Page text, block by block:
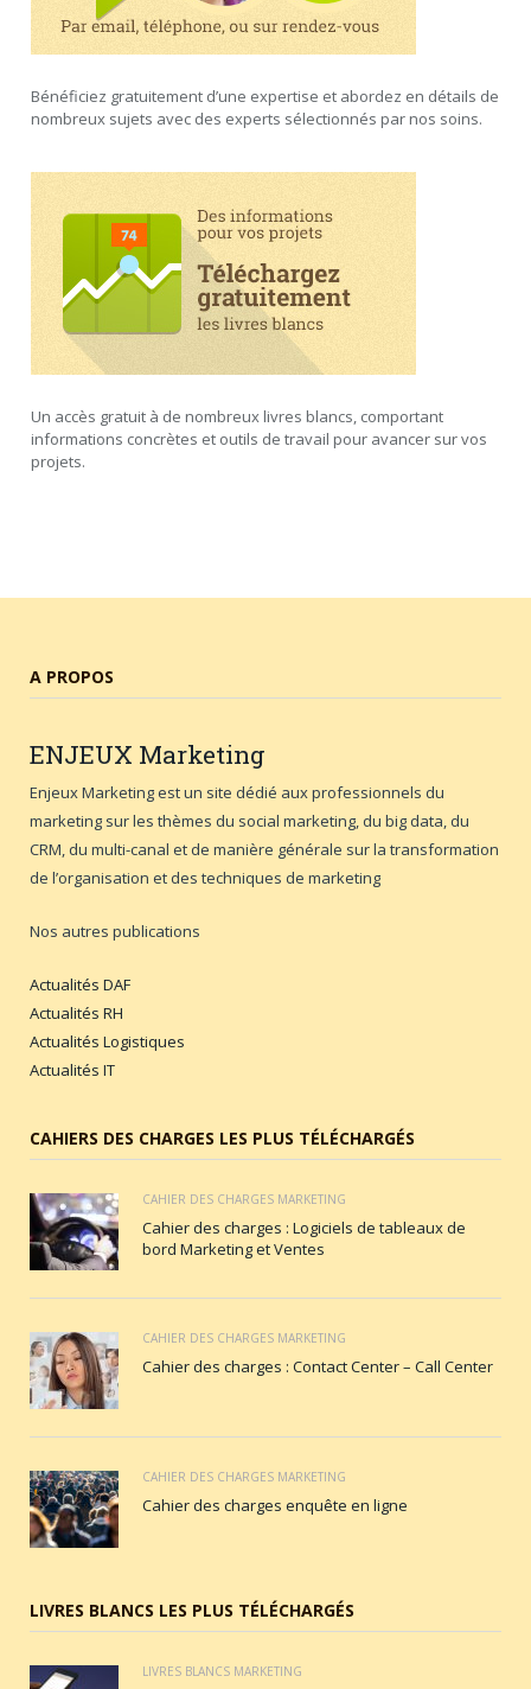
Bénéficiez gratuitement d’une expertise et abordez en détails de
nombreux sujets avec des experts sélectionnés par nos soins.
Un accès gratuit à de nombreux livres blancs, comportant
informations concrètes et outils de travail pour avancer sur vos
projets.
A PROPOS
ENJEUX Marketing
Enjeux Marketing est un site dédié aux professionnels du
marketing sur les thèmes du social marketing, du big data, du
CRM, du multi-canal et de manière générale sur la transformation
de l’organisation et des techniques de marketing
Nos autres publications
Actualités DAF
Actualités RH
Actualités Logistiques
Actualités IT
CAHIERS DES CHARGES LES PLUS TÉLÉCHARGÉS
CAHIER DES CHARGES MARKETING
Cahier des charges : Logiciels de tableaux de
bord Marketing et Ventes
CAHIER DES CHARGES MARKETING
Cahier des charges : Contact Center – Call Center
CAHIER DES CHARGES MARKETING
Cahier des charges enquête en ligne
LIVRES BLANCS LES PLUS TÉLÉCHARGÉS
LIVRES BLANCS MARKETING